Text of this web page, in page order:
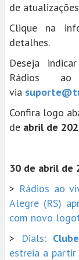
de
Clique na
detalhes.
Deseja
Rádios
via
Confira logo
de abril de
30 de abril de
> Rádios ao
Alegre (RS)
com novo
>
Dials:
estreia a partir